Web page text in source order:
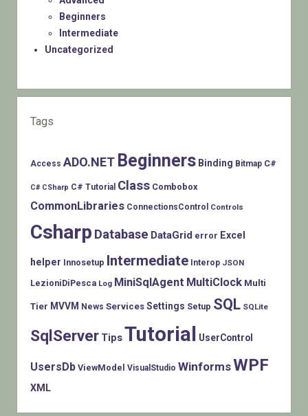
Beginners
Intermediate
Uncategorized
Tags
Access ADO.NET Beginners Binding Bitmap C#
C# CSharp C# Tutorial Class Combobox
CommonLibraries ConnectionsControl Controls
Csharp Database DataGrid error Excel
helper Innosetup Intermediate Interop JSON
LezioniDiPesca Log MiniSqlAgent MultiClock Multi
Tier MVVM News Services Settings Setup SQL SQLite
SqlServer TipsTutorial UserControl
UsersDb ViewModel VisualStudio WinformsWPF
XML